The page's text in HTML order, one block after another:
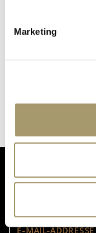
Marketing
VERPASSEN SIE